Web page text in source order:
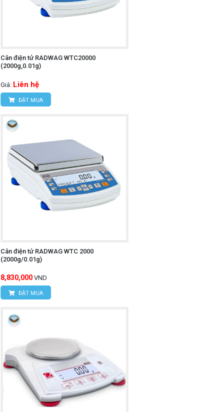
Cân điện tử RADWAG WTC20000
(2000g,0.01g)
Giá: Liên hệ
ĐẶT MUA
Cân điện tử RADWAG WTC 2000
(2000g/0.01g)
8,830,000 VND
ĐẶT MUA